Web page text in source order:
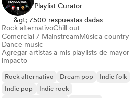
Playlist Curator
&gt; 7500 respuestas dadas
Rock alternativoChill out
Comercial / MainstreamMúsica country
Dance music
Agregar artistas a mis playlists de mayor
impacto
Rock alternativo Dream pop
Indie folk
Indie pop
Indie rock